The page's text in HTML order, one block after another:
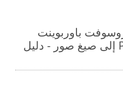
باوربوينت
التقديمية من POTM إلى صيغ صور - دليل